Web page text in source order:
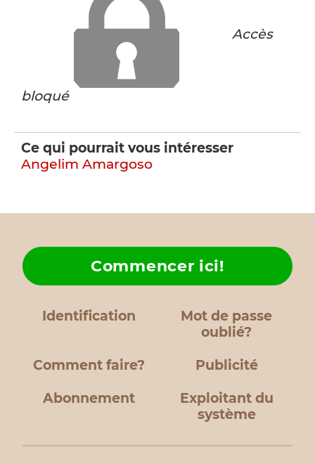
Accès
bloqué
Ce qui pourrait vous intéresser
Angelim Amargoso
Identification
Mot de passe
oublié?
Comment faire?
Commencer ici!
Publicité
Abonnement
Exploitant du
système